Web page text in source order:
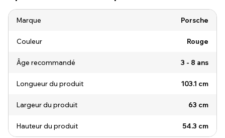
Marque Porsche
Couleur Rouge
Âge recommandé 3 - 8 ans
Longueur du produit 103.1 cm
Largeur du produit 63 cm
Hauteur du produit 54.3 cm